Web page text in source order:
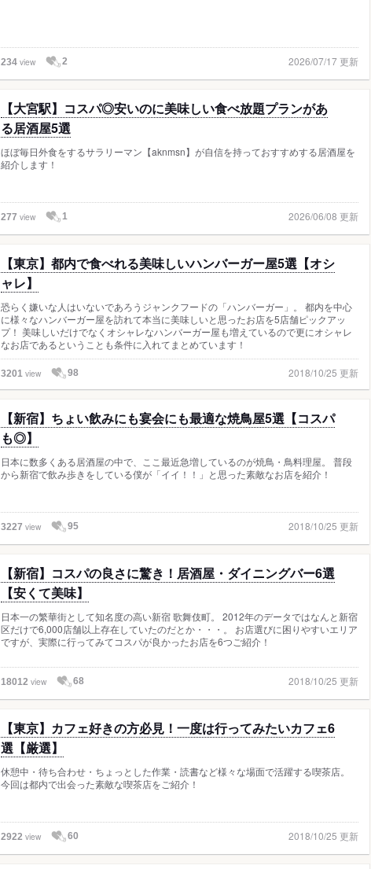
234 view 2 2026/07/17 更新
【大宮駅】コスパ◎安いのに美味しい食べ放題プランがあ
る居酒屋5選
ほぼ毎日外食をするサラリーマン【aknmsn】が自信を持っておすすめする居酒屋を
紹介します！
277 view 1 2026/06/08 更新
【東京】都内で食べれる美味しいハンバーガー屋5選【オシ
ャレ】
恐らく嫌いな人はいないであろうジャンクフードの「ハンバーガー」。 都内を中心
に様々なハンバーガー屋を訪れて本当に美味しいと思ったお店を5店舗ピックアッ
プ！ 美味しいだけでなくオシャレなハンバーガー屋も増えているので更にオシャレ
なお店であるということも条件に入れてまとめています！
3201 view 98 2018/10/25 更新
【新宿】ちょい飲みにも宴会にも最適な焼鳥屋5選【コスパ
も◎】
日本に数多くある居酒屋の中で、ここ最近急増しているのが焼鳥・鳥料理屋。 普段
から新宿で飲み歩きをしている僕が「イイ！！」と思った素敵なお店を紹介！
3227 view 95 2018/10/25 更新
【新宿】コスパの良さに驚き！居酒屋・ダイニングバー6選
【安くて美味】
日本一の繁華街として知名度の高い新宿 歌舞伎町。 2012年のデータではなんと新宿
区だけで6,000店舗以上存在していたのだとか・・・。 お店選びに困りやすいエリア
ですが、実際に行ってみてコスパが良かったお店を6つご紹介！
18012 view 68 2018/10/25 更新
【東京】カフェ好きの方必見！一度は行ってみたいカフェ6
選【厳選】
休憩中・待ち合わせ・ちょっとした作業・読書など様々な場面で活躍する喫茶店。
今回は都内で出会った素敵な喫茶店をご紹介！
2922 view 60 2018/10/25 更新